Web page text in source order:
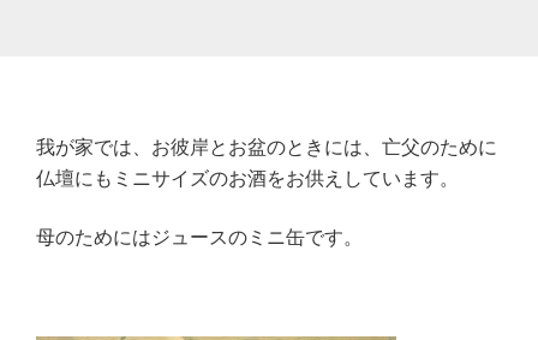
我が家では、お彼岸とお盆のときには、亡父のために
仏壇にもミニサイズのお酒をお供えしています。
母のためにはジュースのミニ缶です。